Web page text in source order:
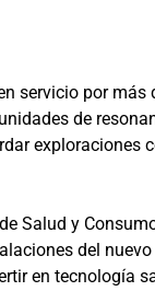
servicio por más
de
exploraciones
Salud y
del
en tecnología